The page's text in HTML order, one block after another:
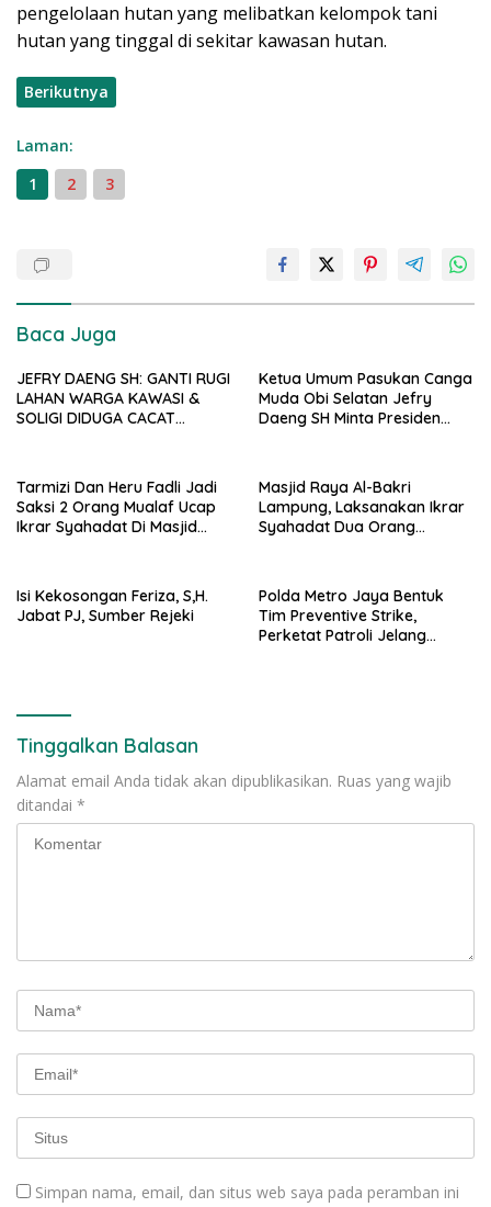
pengelolaan hutan yang melibatkan kelompok tani
hutan yang tinggal di sekitar kawasan hutan.
Berikutnya
Laman:
1
2 3
Baca Juga
JEFRY DAENG SH: GANTI RUGI
LAHAN WARGA KAWASI &
SOLIGI DIDUGA CACAT
PENGADAAN TANAH PSN
Ketua Umum Pasukan Canga
Muda Obi Selatan Jefry
Daeng SH Minta Presiden
Berdampak, Cabut Saja”
Tarmizi Dan Heru Fadli Jadi
Saksi 2 Orang Mualaf Ucap
Ikrar Syahadat Di Masjid
Masjid Raya Al-Bakri
Lampung, Laksanakan Ikrar
Syahadat Dua Orang
Isi Kekosongan Feriza, S,H.
Jabat PJ, Sumber Rejeki
Polda Metro Jaya Bentuk
Tim Preventive Strike,
Perketat Patroli Jelang
Tinggalkan Balasan
Alamat email Anda tidak akan dipublikasikan. Ruas yang wajib
ditandai *
Simpan nama, email, dan situs web saya pada peramban ini